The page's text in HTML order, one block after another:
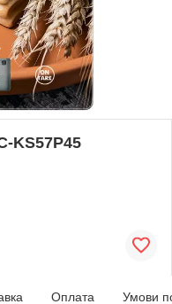
KS57P45
Оплата Умови